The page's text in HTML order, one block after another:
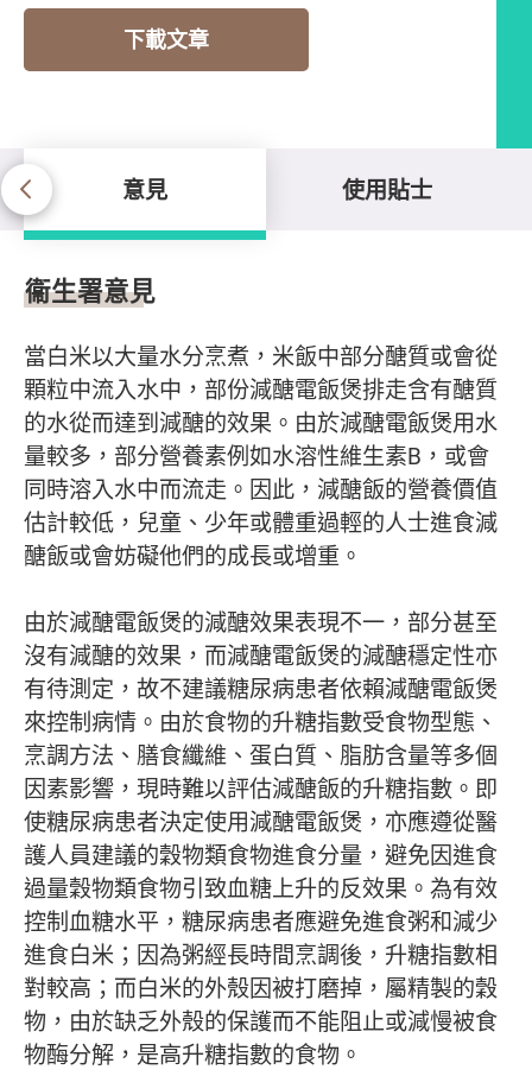
下載文章
意見 使用貼士
意見
衞生署意見
當白米以大量水分烹煮，米飯中部分醣質或會從
顆粒中流入水中，部份減醣電飯煲排走含有醣質
的水從而達到減醣的效果。由於減醣電飯煲用水
量較多，部分營養素例如水溶性維生素B，或會
同時溶入水中而流走。因此，減醣飯的營養價值
估計較低，兒童、少年或體重過輕的人士進食減
醣飯或會妨礙他們的成長或增重。
由於減醣電飯煲的減醣效果表現不一，部分甚至
沒有減醣的效果，而減醣電飯煲的減醣穩定性亦
有待測定，故不建議糖尿病患者依賴減醣電飯煲
來控制病情。由於食物的升糖指數受食物型態、
烹調方法、膳食纖維、蛋白質、脂肪含量等多個
因素影響，現時難以評估減醣飯的升糖指數。即
使糖尿病患者決定使用減醣電飯煲，亦應遵從醫
護人員建議的穀物類食物進食分量，避免因進食
過量穀物類食物引致血糖上升的反效果。為有效
控制血糖水平，糖尿病患者應避免進食粥和減少
進食白米；因為粥經長時間烹調後，升糖指數相
對較高；而白米的外殼因被打磨掉，屬精製的穀
物，由於缺乏外殼的保護而不能阻止或減慢被食
物酶分解，是高升糖指數的食物。